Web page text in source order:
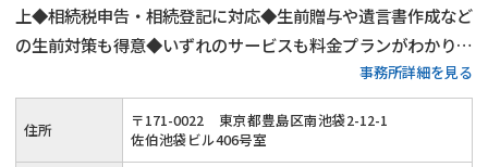
上◆相続税申告・相続登記に対応◆生前贈与や遺言書作成など
の生前対策も得意◆いずれのサービスも料金プランがわかりや
すい◆豊島区・板橋区・練馬区・北区で相続税申告をするなら
当事務所にご相談ください！15年以上の実務経験がある税理
士が丁寧に対応いたします！
事務所詳細を見る
住所 〒171-0022
東京都豊島区南池袋2-12-1
佐伯池袋ビル406号室